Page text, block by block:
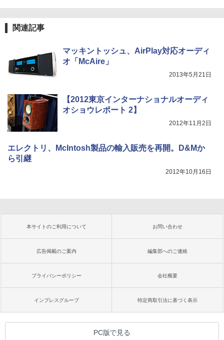
関連記事
マッキントッシュ、AirPlay対応オーディ
オ「McAire」
2013年5月21日
【2012東京インターナショナルオーディ
オショウレポート 2】
2012年11月2日
エレクトリ、McIntosh製品の輸入販売を再開。D&Mか
ら引継
2012年10月16日
本サイトのご利用について お問い合わせ
広告掲載のご案内 編集部へのご連絡
プライバシーポリシー 会社概要
インプレスグループ 特定商取引法に基づく表示
PC版で見る